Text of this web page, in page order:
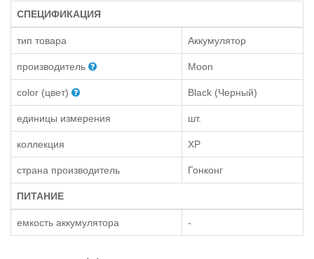
СПЕЦИФИКАЦИЯ
тип товара Аккумулятор
производитель Moon
color (цвет) Black (Черный)
единицы измерения шт.
коллекция XP
страна производитель Гонконг
ПИТАНИЕ
емкость аккумулятора -